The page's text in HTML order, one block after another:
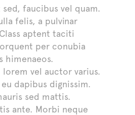
faucibus vel quam.
felis, a pulvinar
aptent taciti
per conubia
himenaeos.
vel auctor varius.
dapibus dignissim.
sed mattis.
ante. Morbi neque